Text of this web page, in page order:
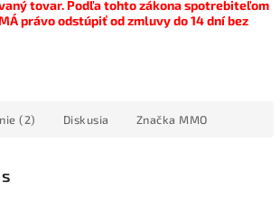
tovar. Podľa tohto zákona spotrebiteľom
právo odstúpiť od zmluvy do 14 dní bez
(2) Diskusia Značka MMO